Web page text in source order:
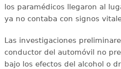
los paramédicos llegaron al
ya no contaba con signos
Las investigaciones
conductor del automóvil no
bajo los efectos del alcohol o